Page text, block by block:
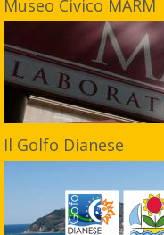
Museo Civico MARM
Il Golfo Dianese